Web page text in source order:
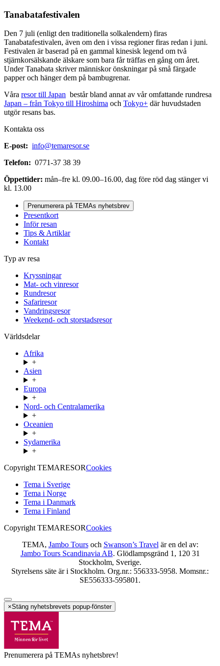
Tanabatafestivalen
Den 7 juli (enligt den traditionella solkalendern) firas
Tanabatafestivalen, även om den i vissa regioner firas redan i juni.
Festivalen är baserad på en gammal kinesisk legend om två
stjärnkorsälskande älskare som bara får träffas en gång om året.
Under Tanabata skriver människor önskningar på små färgade
papper och hänger dem på bambugrenar.
Våra resor till Japan består bland annat av vår omfattande rundresa
Japan – från Tokyo till Hiroshima och Tokyo+ där huvudstaden
utgör resans bas.
Kontakta oss
E-post: info@temaresor.se
Telefon: 0771-37 38 39
Öppettider: mån–fre kl. 09.00–16.00, dag före röd dag stänger vi
kl. 13.00
Prenumerera på TEMAs nyhetsbrev
Presentkort
Inför resan
Tips & Artiklar
Kontakt
Typ av resa
Kryssningar
Mat- och vinresor
Rundresor
Safariresor
Vandringsresor
Weekend- och storstadsresor
Världsdelar
Afrika
+
Asien
+
Europa
+
Nord- och Centralamerika
+
Oceanien
+
Sydamerika
+
Copyright TEMARESORCookies
Tema i Sverige
Tema i Norge
Tema i Danmark
Tema i Finland
Copyright TEMARESORCookies
TEMA, Jambo Toursoch Swanson’s Travel är en del av:
Jambo Tours Scandinavia AB. Glödlampsgränd 1, 120 31
Stockholm, Sverige.
Styrelsens säte är i Stockholm. Org.nr.: 556333-5958. Momsnr.:
SE556333-595801.
×Stäng nyhetsbrevets popup-fönster
Prenumerera på TEMAs nyhetsbrev!